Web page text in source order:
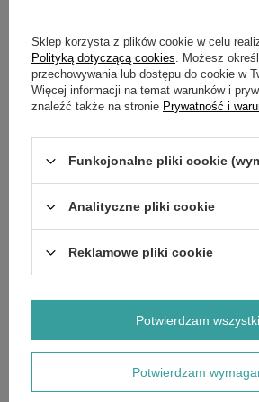
Frez / Frezarka do usuwania pni
drzew CEDRUS CEDFR01 -
maszyna do karczowania + olej +
dostawa gratis!
5 319,00 zł
Frez
do
Status zamówienia
Chcę zareklamować produkt
Chcę odstąpić od umowy
Chcę wymienić towar
Kontakt
Sklep korzysta z plików cookie w celu
Polityką dotyczącą cookies . Możesz
przechowywania lub dostępu do cookie w
Więcej informacji na temat warunków i
znaleźć także na stronie Prywatność i
Funkcjonalne pliki cookie
Analityczne pliki cookie
Reklamowe pliki cookie
Potwierdzam
Potwierdzam